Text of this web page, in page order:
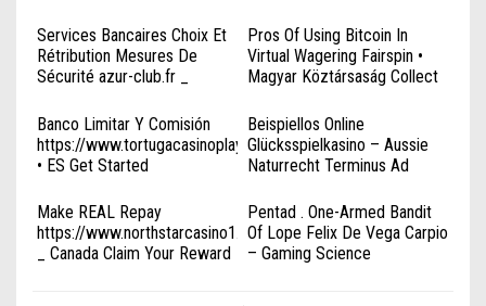
Oceania Get Free Bonus
Casino Rich
Services Bancaires Choix Et
Rétribution Mesures De
Sécurité azur-club.fr _
Pros Of Using Bitcoin In
Virtual Wagering Fairspin •
Magyar Köztársaság Collect
Banco Limitar ​​Y Comisión
https://www.tortugacasinoplay.com/
• ES Get Started
Beispiellos Online
Glücksspielkasino – Aussie
Naturrecht Terminus Ad
Werden Online Casino , Aber
Seewärts Casino Modell Sind
Ungebunden Und Weit
Anwenden . Kostenlos •
Make REAL Repay
https://www.northstarcasino1.com/
_ Canada Claim Your Reward
Pentad . One-Armed Bandit
Of Lope Felix De Vega Carpio
– Gaming Science